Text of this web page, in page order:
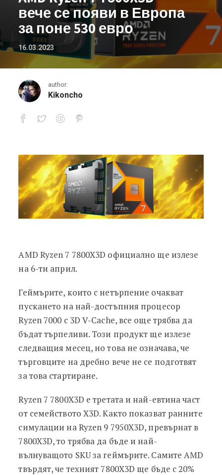
вече се появи в Европа
за поне 530 евро
16.03.2023
author:
Kikoncho
AMD Ryzen 7 7800X3D вече се
AMD Ryzen 7 7800X3D официално ще излезе
на 6-ти април.
Геймърите, които с нетърпение очакват
пускането на най-достъпния процесор
Ryzen 7000 с 3D V-Cache, все още трябва да
бъдат търпеливи. Този продукт ще излезе
следващия месец, но това не означава, че
търговците на дребно вече не се подготвят
за това стартиране.
Ryzen 7 7800X3D е третата и най-евтина част
от семейството X3D. Както показват ранните
симулации на Ryzen 9 7950X3D, превърнат в
7800X3D, то трябва да бъде и най-
вълнуващото SKU за геймърите. Самите AMD
твърдят, че техният 7800X3D ще бъде с 20%